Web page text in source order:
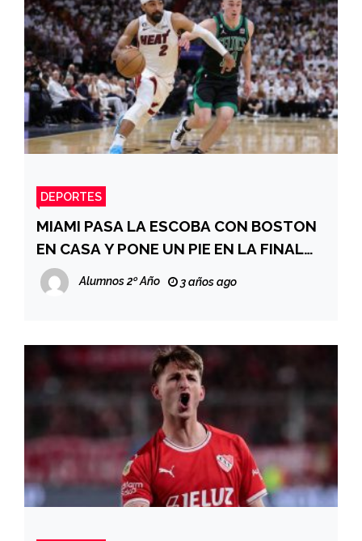
DEPORTES
MIAMI PASA LA ESCOBA CON BOSTON
EN CASA Y PONE UN PIE EN LA FINAL
DE NBA
Alumnos 2º Año 3 años ago